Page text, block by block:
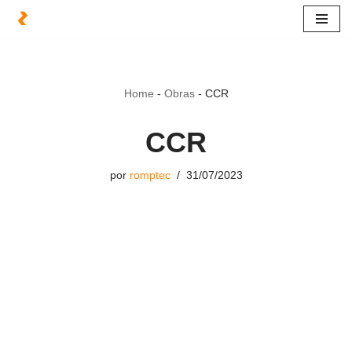
Home - Obras- CCR
CCR
por romptec 31/07/2023